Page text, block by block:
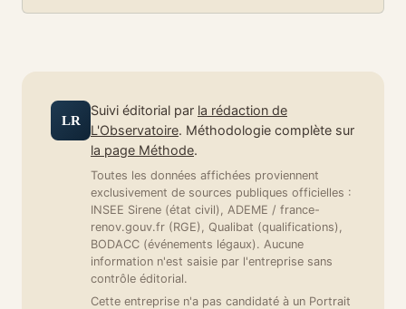
LR
Suivi éditorial par la rédaction de
L'Observatoire. Méthodologie complète sur
la page Méthode.
Toutes les données affichées proviennent
exclusivement de sources publiques officielles :
INSEE Sirene (état civil), ADEME / france-
renov.gouv.fr (RGE), Qualibat (qualifications),
BODACC (événements légaux). Aucune
information n'est saisie par l'entreprise sans
contrôle éditorial.
Cette entreprise n'a pas candidaté à un Portrait